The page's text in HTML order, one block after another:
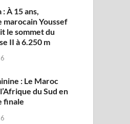
À 15 ans,
marocain Youssef
le sommet du
II à 6.250 m
: Le Maroc
du Sud en
finale